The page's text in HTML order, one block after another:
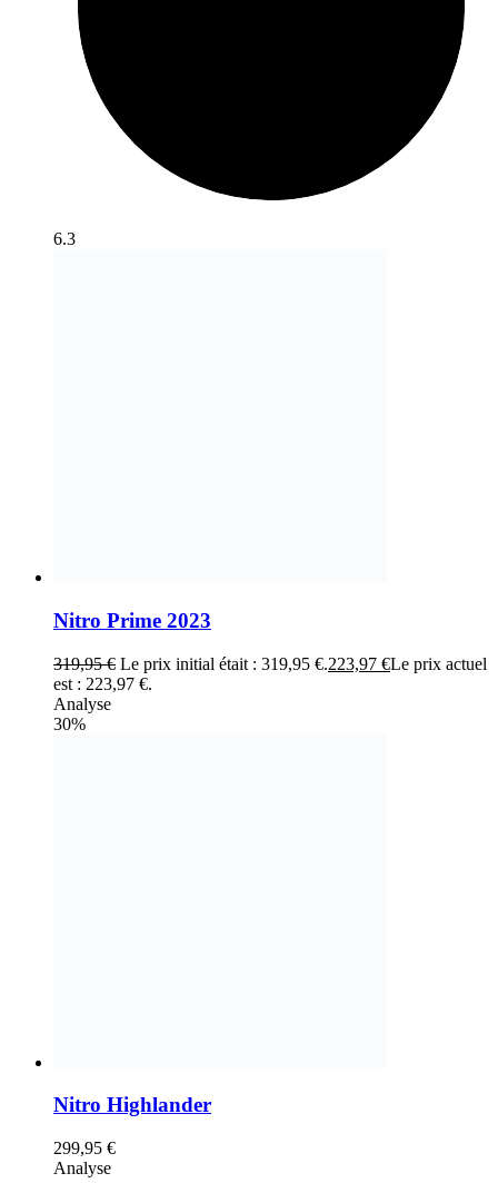
6.3
Nitro Prime 2023
319,95€ Le prix initial était : 319,95 €.223,97 €Le prix actuel
est : 223,97 €.
Analyse
30%
Nitro Highlander
299,95 €
Analyse